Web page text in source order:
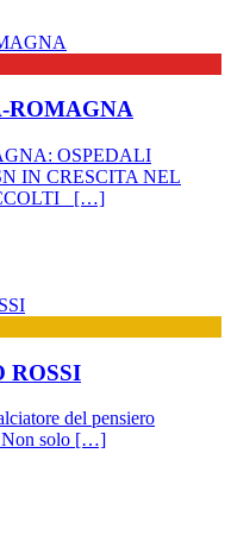
ROMAGNA
OSPEDALI
IN CRESCITA NEL
[…]
ROSSI
del pensiero
Non solo […]